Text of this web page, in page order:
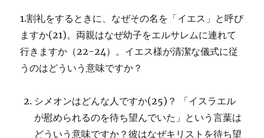
1.割礼をするときに、なぜその名を「イエス」と呼び
ますか(21)。両親はなぜ幼子をエルサレムに連れて
行きますか（22-24）。イエス様が清潔な儀式に従
うのはどういう意味ですか？
シメオンはどんな人ですか(25)？ 「イスラエル
が慰められるのを待ち望んでいた」という言葉は
どういう意味ですか？彼はなぜキリストを待ち望